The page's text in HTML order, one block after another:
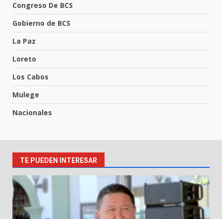
Congreso De BCS
Gobierno de BCS
La Paz
Loreto
Los Cabos
Mulege
Nacionales
TE PUEDEN INTERESAR